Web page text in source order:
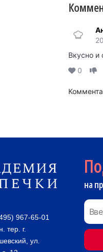
Вкусно и
0
967-65-01
тер. г.
ул.
на